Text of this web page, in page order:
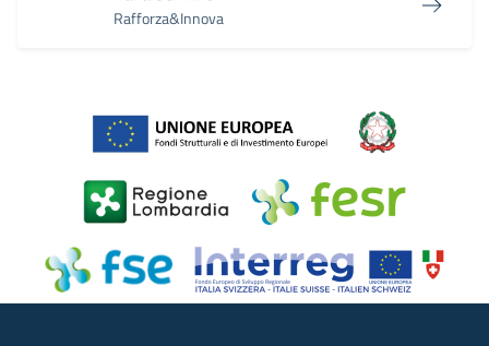
Rafforza&Innova